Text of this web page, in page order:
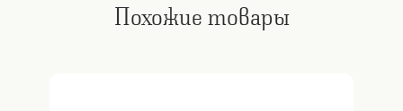
Похожие товары